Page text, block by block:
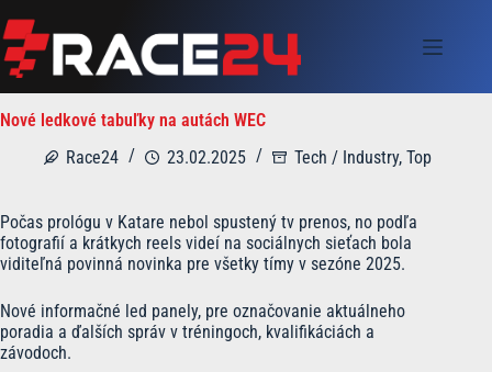
to
content
Nové ledkové tabuľky na autách WEC
Race24
23.02.2025 Tech / Industry, Top
Počas prológu v Katare nebol spustený tv prenos, no podľa
fotografií a krátkych reels videí na sociálnych sieťach bola
viditeľná povinná novinka pre všetky tímy v sezóne 2025.
Nové informačné led panely, pre označovanie aktuálneho
poradia a ďalších správ v tréningoch, kvalifikáciách a
závodoch.